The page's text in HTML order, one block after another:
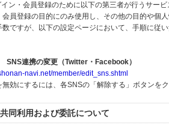
ン・会員登録のために以下の第三者が行うサー
会員登録の目的にのみ使用し、その他の目的や個
数ですが、以下の設定ページにおいて、手順に従い
SNS連携の変更（Twitter・Facebook）
navi.net/member/edit_sns.shtml
効にするには、各SNSの「解除する」ボタンをク
同利用および委託について